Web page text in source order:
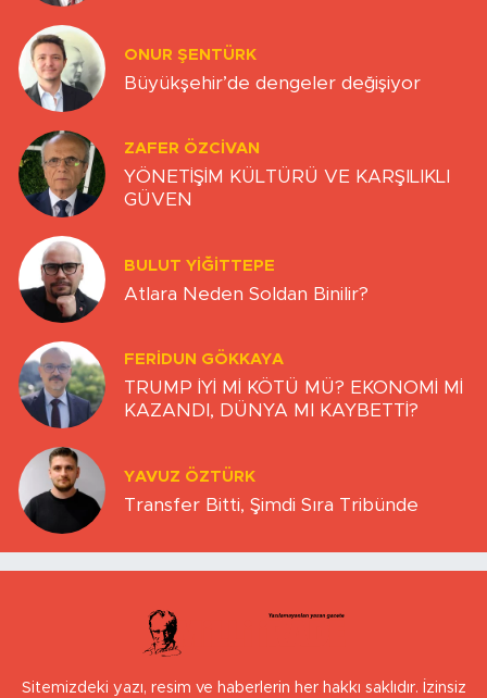
ONUR ŞENTÜRK
Büyükşehir’de dengeler değişiyor
ZAFER ÖZCIVAN
YÖNETİŞİM KÜLTÜRÜ VE KARŞILIKLI
GÜVEN
BULUT YİĞİTTEPE
Atlara Neden Soldan Binilir?
FERIDUN GÖKKAYA
TRUMP İYİ Mİ KÖTÜ MÜ? EKONOMİ Mİ
KAZANDI, DÜNYA MI KAYBETTİ?
YAVUZ ÖZTÜRK
Transfer Bitti, Şimdi Sıra Tribünde
Sitemizdeki yazı, resim ve haberlerin her hakkı saklıdır. İzinsiz